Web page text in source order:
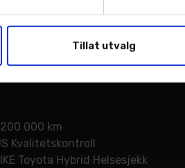
Tillat utvalg
skinninterør og panoramatak.
000 km
Kvalitetskontroll
Toyota Hybrid Helsesjekk